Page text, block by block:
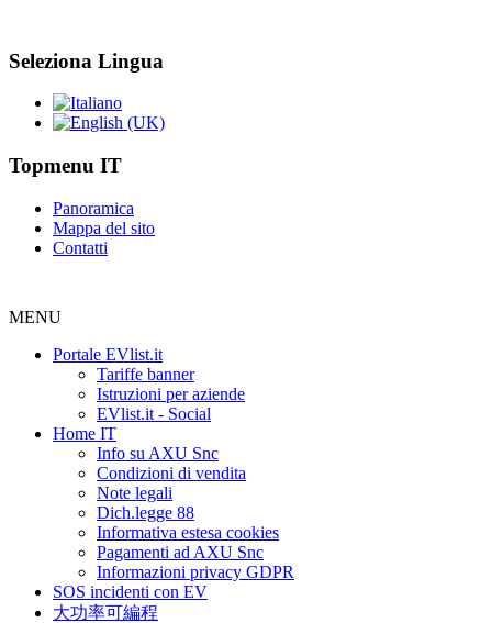
Seleziona Lingua
Topmenu IT
Panoramica
Mappa del sito
Contatti
MENU
Portale EVlist.it
Tariffe banner
Istruzioni per aziende
EVlist.it - Social
Home IT
Info su AXU Snc
Condizioni di vendita
Note legali
Dich.legge 88
Informativa estesa cookies
Pagamenti ad AXU Snc
Informazioni privacy GDPR
SOS incidenti con EV
大功率可編程